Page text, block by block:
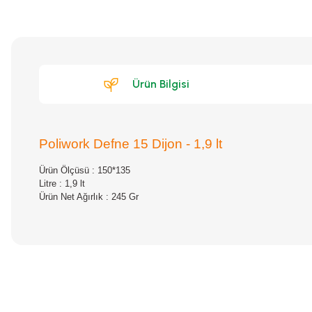
Ürün Bilgisi
Poliwork Defne 15 Dijon - 1,9 lt
Ürün Ölçüsü : 150*135
Litre : 1,9 lt
Ürün Net Ağırlık : 245 Gr